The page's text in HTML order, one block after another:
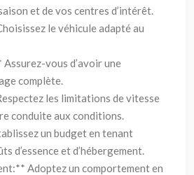
et de vos centres d’intérêt.
le véhicule adapté au
vous d’avoir une
complète.
les limitations de vitesse
conduite aux conditions.
un budget en tenant
d’essence et d’hébergement.
Adoptez un comportement en